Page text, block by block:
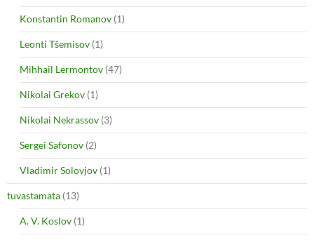
Konstantin Romanov (1)
Leonti Tšemisov (1)
Mihhail Lermontov (47)
Nikolai Grekov (1)
Nikolai Nekrassov (3)
Sergei Safonov (2)
Vladimir Solovjov (1)
tuvastamata (13)
A. V. Koslov (1)